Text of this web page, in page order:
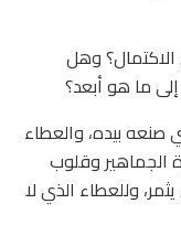
وهل
ما هو أبعد؟
صنعه بيده، والعطاء
الجماهير وقلوب
وللعطاء الذي لا